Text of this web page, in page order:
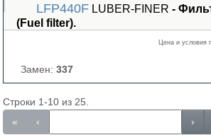
LFP440F LUBER-FINER -
(Fuel filter).
Цена и условия
Замен: 337
Строки 1-10 из 25.
«
‹ ›